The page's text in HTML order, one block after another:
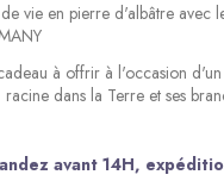
vie en pierre d'albâtre avec
à offrir à l'occasion
dans la Terre et ses
avant 14H,